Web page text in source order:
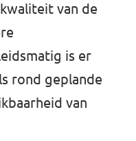
van de
is er
rond geplande
van